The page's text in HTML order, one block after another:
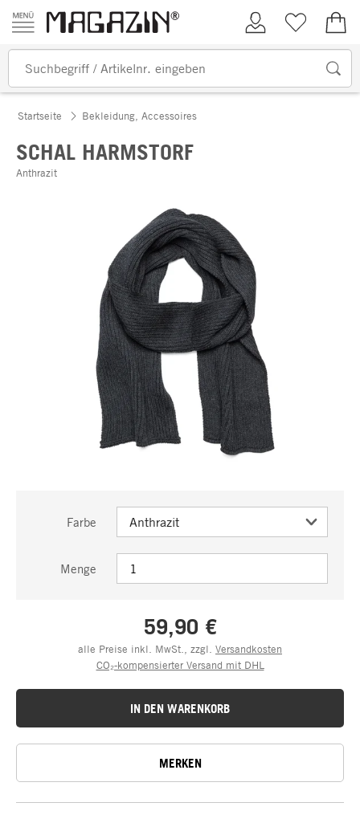
Zum Inhalt springen
Kundenkonto
Merkliste
Startseite Bekleidung, Accessoires
SCHAL HARMSTORF
Anthrazit
Farbe
Menge
59,90 €
alle Preise inkl. MwSt., zzgl. Versandkosten
CO₂-kompensierter Versand mit DHL
IN DEN WARENKORB
MERKEN